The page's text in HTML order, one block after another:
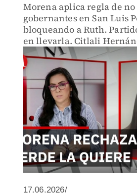
Morena aplica regla de
gobernantes en San Luis
bloqueando a Ruth.
en llevarla. Citlali
por qué la coalición
antes de 2027.
17.06.2026/